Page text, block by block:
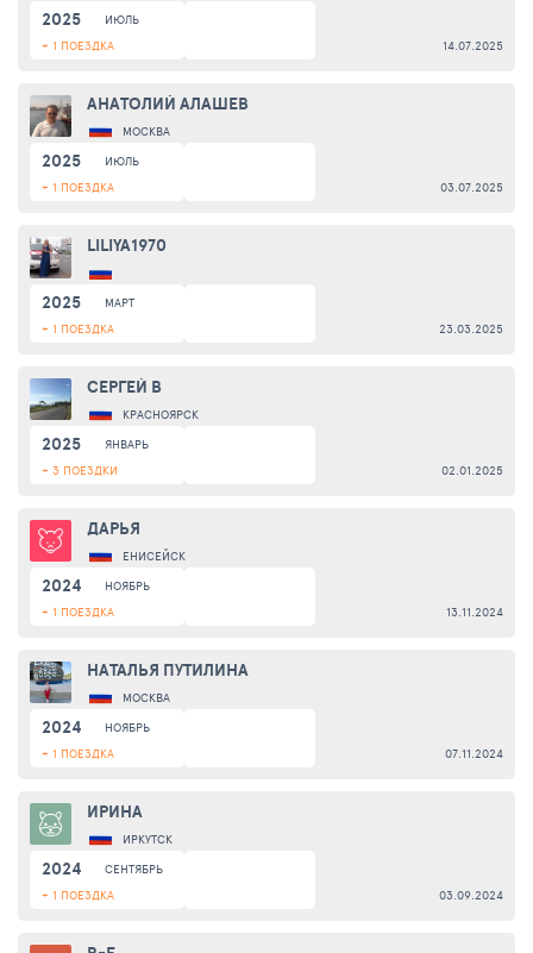
2025
ИЮЛЬ
+ 1 ПОЕЗДКА
14.07.2025
АНАТОЛИЙ АЛАШЕВ
МОСКВА
2025
ИЮЛЬ
+ 1 ПОЕЗДКА
03.07.2025
LILIYA1970
2025
МАРТ
+ 1 ПОЕЗДКА
23.03.2025
СЕРГЕЙ B
КРАСНОЯРСК
2025
ЯНВАРЬ
+ 3 ПОЕЗДКИ
02.01.2025
ДАРЬЯ
ЕНИСЕЙСК
2024
НОЯБРЬ
+ 1 ПОЕЗДКА
13.11.2024
НАТАЛЬЯ ПУТИЛИНА
МОСКВА
2024
НОЯБРЬ
+ 1 ПОЕЗДКА
07.11.2024
ИРИНА
ИРКУТСК
2024
СЕНТЯБРЬ
+ 1 ПОЕЗДКА
03.09.2024